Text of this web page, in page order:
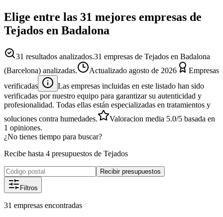
Elige entre las 31 mejores empresas de
Tejados en Badalona
31 resultados analizados.31 empresas de Tejados en Badalona
(Barcelona) analizadas.
Actualizado agosto de 2026
Empresas
verificadas
Las empresas incluidas en este listado han sido
verificadas por nuestro equipo para garantizar su autenticidad y
profesionalidad. Todas ellas están especializadas en tratamientos y
soluciones contra humedades.
Valoracion media 5.0/5 basada en
1 opiniones.
¿No tienes tiempo para buscar?
Recibe hasta 4 presupuestos de Tejados
Recibir presupuestos
Filtros
31 empresas encontradas